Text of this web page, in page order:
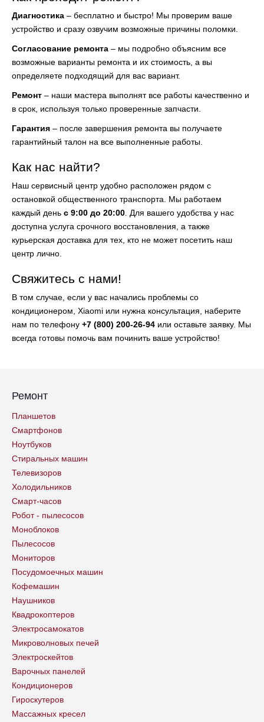
Диагностика – бесплатно и быстро! Мы проверим ваше
устройство и сразу озвучим возможные причины поломки.
Согласование ремонта – мы подробно объясним все
возможные варианты ремонта и их стоимость, а вы
определяете подходящий для вас вариант.
Ремонт – наши мастера выполнят все работы качественно и
в срок, используя только проверенные запчасти.
Гарантия – после завершения ремонта вы получаете
гарантийный талон на все выполненные работы.
Как нас найти?
Наш сервисный центр удобно расположен рядом с
остановкой общественного транспорта. Мы работаем
каждый день с 9:00 до 20:00 . Для вашего удобства у нас
доступна услуга срочного восстановления, а также
курьерская доставка для тех, кто не может посетить наш
центр лично.
Свяжитесь с нами!
В том случае, если у вас начались проблемы со
кондиционером, Xiaomi или нужна консультация, наберите
нам по телефону +7 (800) 200-26-94 или оставьте заявку. Мы
всегда готовы помочь вам починить ваше устройство!
Ремонт
Планшетов
Смартфонов
Ноутбуков
Стиральных машин
Телевизоров
Холодильников
Смарт-часов
Робот - пылесосов
Моноблоков
Пылесосов
Мониторов
Посудомоечных машин
Кофемашин
Наушников
Квадрокоптеров
Электросамокатов
Микроволновых печей
Электроскейтов
Варочных панелей
Кондиционеров
Гироскутеров
Массажных кресел